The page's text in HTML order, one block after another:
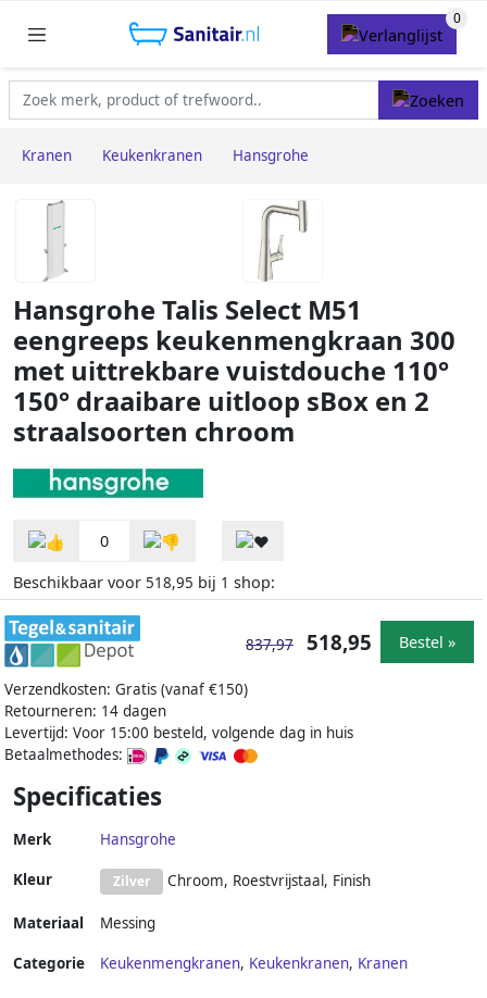
Kranen Keukenkranen Hansgrohe
Hansgrohe Talis Select M51
eengreeps keukenmengkraan 300
met uittrekbare vuistdouche 110°
150° draaibare uitloop sBox en 2
straalsoorten chroom
0
Beschikbaar voor 518,95 bij 1 shop:
Verzendkosten: Gratis (vanaf €150)
Retourneren: 14 dagen
Levertijd: Voor 15:00 besteld, volgende dag in huis
Betaalmethodes:
837,97 518,95 Bestel »
Specificaties
Merk Hansgrohe
Kleur Zilver Chroom, Roestvrijstaal, Finish
Materiaal Messing
Categorie Keukenmengkranen, Keukenkranen, Kranen